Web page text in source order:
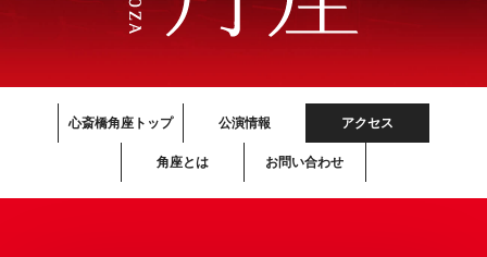
心斎橋角座トップ 公演情報 アクセス
角座とは お問い合わせ